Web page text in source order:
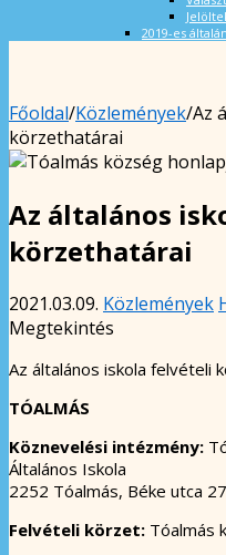
2019-es
Főoldal/Közlemények/Az
körzethatárai
Az általános
körzethatárai
2021.03.09. Közlemények
Megtekintés
Az általános iskola felvételi
TÓALMÁS
Köznevelési intézmény:
Általános Iskola
2252 Tóalmás, Béke utca
Felvételi körzet: Tóalmás